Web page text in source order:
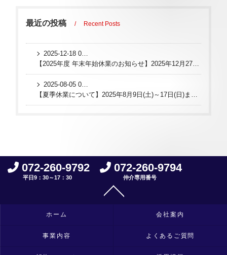
最近の投稿 Recent Posts
2025-12-18 08:32:09 UTC
2025-08-05 08:37:28 UTC
072-260-9792
平日9：30～17：30
072-260-9794
仲介専用番号
ホーム 会社案内
事業内容 よくあるご質問